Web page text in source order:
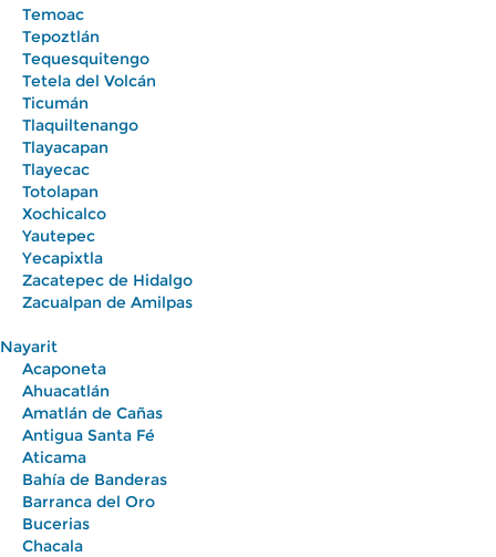
Temoac
Tepoztlán
Tequesquitengo
Tetela del Volcán
Ticumán
Tlaquiltenango
Tlayacapan
Tlayecac
Totolapan
Xochicalco
Yautepec
Yecapixtla
Zacatepec de Hidalgo
Zacualpan de Amilpas
Nayarit
Acaponeta
Ahuacatlán
Amatlán de Cañas
Antigua Santa Fé
Aticama
Bahía de Banderas
Barranca del Oro
Bucerias
Chacala